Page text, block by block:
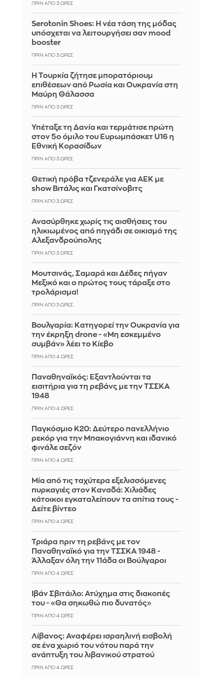
ΠΡΙΝ ΑΠΌ 3 ΏΡΕΣ
Serotonin Shoes: Η νέα τάση της μόδας
υπόσχεται να λειτουργήσει σαν mood
booster
ΠΡΙΝ ΑΠΌ 3 ΏΡΕΣ
Η Τουρκία ζήτησε μπορατόριουμ
επιθέσεων από Ρωσία και Ουκρανία στη
Μαύρη Θάλασσα
ΠΡΙΝ ΑΠΌ 3 ΏΡΕΣ
Υπέταξε τη Δανία και τερμάτισε πρώτη
στον 5ο όμιλο του Ευρωμπάσκετ U16 η
Εθνική Κορασίδων
ΠΡΙΝ ΑΠΌ 3 ΏΡΕΣ
Θετική πρόβα τζενεράλε για ΑΕΚ με
show Βιτάλις και Γκατσίνοβιτς
ΠΡΙΝ ΑΠΌ 3 ΏΡΕΣ
Ανασύρθηκε χωρίς τις αισθήσεις του
ηλικιωμένος από πηγάδι σε οικισμό της
Αλεξανδρούπολης
ΠΡΙΝ ΑΠΌ 3 ΏΡΕΣ
Μουτσινάς, Σαμαρά και Δέδες πήγαν
Μεξικό και ο πρώτος τους τάραξε στο
τρολάρισμα!
ΠΡΙΝ ΑΠΌ 3 ΏΡΕΣ
Βουλγαρία: Κατηγορεί την Ουκρανία για
την έκρηξη drone - «Μη εσκεμμένο
συμβάν» λέει το Κίεβο
ΠΡΙΝ ΑΠΌ 4 ΏΡΕΣ
Παναθηναϊκός: Εξαντλούνται τα
εισιτήρια για τη ρεβάνς με την ΤΣΣΚΑ
1948
ΠΡΙΝ ΑΠΌ 4 ΏΡΕΣ
Παγκόσμιο Κ20: Δεύτερο πανελλήνιο
ρεκόρ για την Μπακογιάννη και ιδανικό
φινάλε σεζόν
ΠΡΙΝ ΑΠΌ 4 ΏΡΕΣ
Μία από τις ταχύτερα εξελισσόμενες
πυρκαγιές στον Καναδά: Χιλιάδες
κάτοικοι εγκαταλείπουν τα σπίτια τους -
Δείτε βίντεο
ΠΡΙΝ ΑΠΌ 4 ΏΡΕΣ
Τριάρα πριν τη ρεβάνς με τον
Παναθηναϊκό για την ΤΣΣΚΑ 1948 -
Άλλαξαν όλη την 11άδα οι Βούλγαροι
ΠΡΙΝ ΑΠΌ 4 ΏΡΕΣ
Ιβάν Σβιτάιλο: Ατύχημα στις διακοπές
του - «Θα σηκωθώ πιο δυνατός»
ΠΡΙΝ ΑΠΌ 4 ΏΡΕΣ
Λίβανος: Αναφέρει ισραηλινή εισβολή
σε ένα χωριό του νότου παρά την
ανάπτυξη του λιβανικού στρατού
ΠΡΙΝ ΑΠΌ 4 ΏΡΕΣ